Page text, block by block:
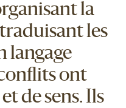
la
les
langage
ont
de sens. Ils